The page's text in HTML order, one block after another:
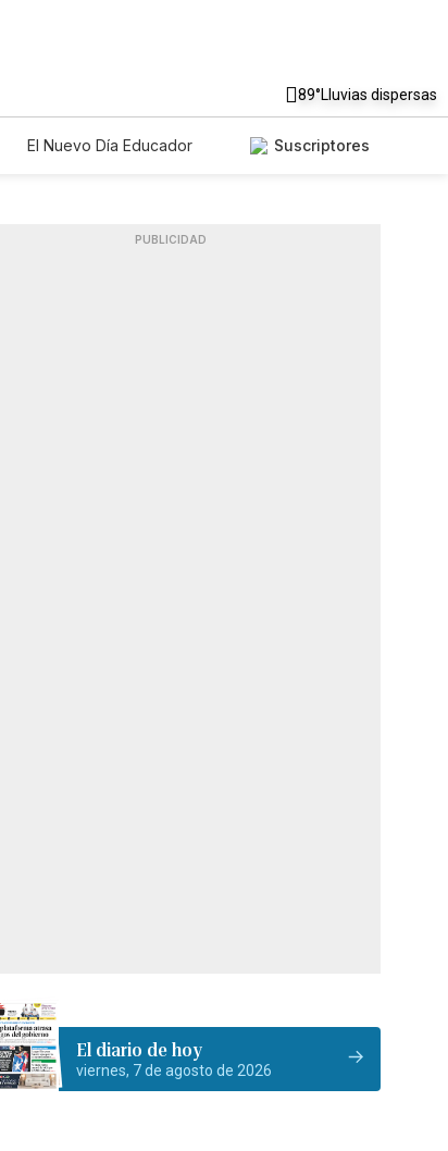
89°Lluvias dispersas
El Nuevo Día Educador
Suscriptores
PUBLICIDAD
El diario de hoy
viernes, 7 de agosto de 2026